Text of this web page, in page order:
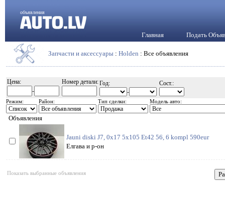
объявления
Главная Подать
Запчасти и аксессуары : Holden : Все объявления
Цена:
-
Номер детали:Год:
-
Сост.:
Режим: Район: Тип сделки: Модель авто:
Объявления
Jauni diski J7, 0x17 5x105 Et42 56, 6 kompl 590eur
Елгава и р-он
Показать выбранные объявления